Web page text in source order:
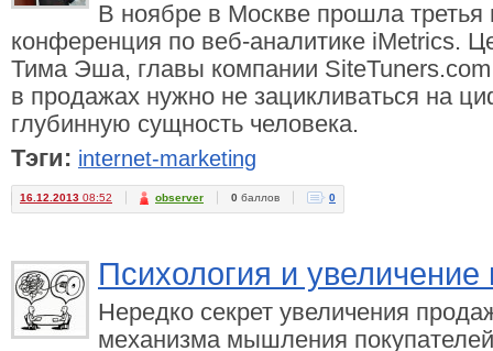
В ноябре в Москве прошла третья
конференция по веб-аналитике iMetrics.
Тима Эша, главы компании
в продажах нужно не зацикливаться на
глубинную сущность человека.
Тэги: internet-marketing
16.12.2013 08:52 observer 0 баллов 0
Психология и увеличение
Нередко секрет увеличения
механизма мышления